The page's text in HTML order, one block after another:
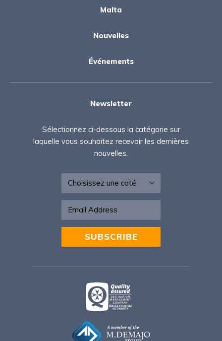
Malta
Nouvelles
Événements
Newsletter
Sélectionnez ci-dessous la catégorie sur
laquelle vous souhaitez recevoir les dernières
nouvelles.
Newsletter - FR
SUBSCRIBE